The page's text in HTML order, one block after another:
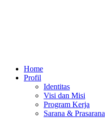
Home
Profil
Identitas
Visi dan Misi
Program Kerja
Sarana & Prasarana